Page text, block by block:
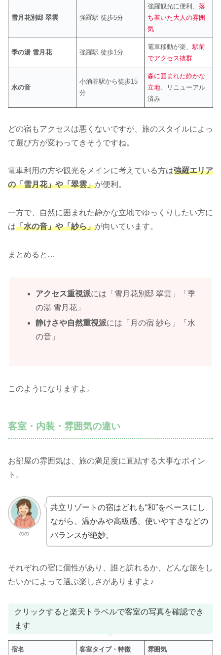
雪月花別邸 翠雲 強羅駅 徒歩5分
強羅観光に便利、落
ち着いた大人の雰囲
気
季の湯 雪月花 強羅駅 徒歩1分
電車移動が楽、駅前
でアクセス抜群
水の音
小涌谷駅から徒歩15
分
森に囲まれた静かな
立地 、リニューアル
済み
どの宿もアクセスは悪くないですが、旅のスタイルによっ
て選び方が変わってきそうですね。
電車利用の方や観光をメインに考えている方は強羅エリア
の「雪月花」や「翠雲」が便利。
一方で、自然に囲まれた静かな立地でゆっくりしたい方に
は「水の音」や「紗ら」が向いています。
まとめると…
アクセス重視派には「雪月花別邸 翠雲」「季
の湯 雪月花」
静けさや自然重視派には「月の宿 紗ら」「水
の音」
このようになりますよ。
客室・内装・雰囲気の違い
お部屋の雰囲気は、旅の満足度に直結する大事なポイン
ト。
のの
共立リゾートの宿はどれも“和”をベースにし
ながら、温かみや高級感、使いやすさなどの
バランスが絶妙。
それぞれの宿に個性があり、誰と訪れるか、どんな旅をし
たいかによって選ぶ楽しさがありますよ♪
クリックすると楽天トラベルで客室の写真を確認でき
ます
宿名 客室タイプ・特徴 雰囲気